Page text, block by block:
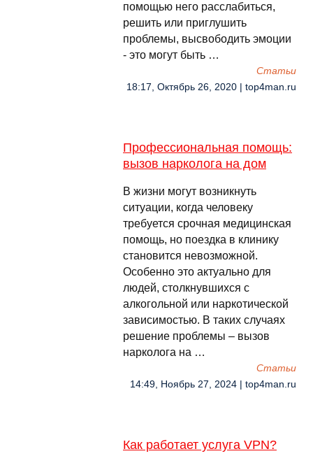
помощью него расслабиться,
решить или приглушить
проблемы, высвободить эмоции
- это могут быть …
Cтатьи
18:17, Октябрь 26, 2020 | top4man.ru
Профессиональная помощь:
вызов нарколога на дом
В жизни могут возникнуть
ситуации, когда человеку
требуется срочная медицинская
помощь, но поездка в клинику
становится невозможной.
Особенно это актуально для
людей, столкнувшихся с
алкогольной или наркотической
зависимостью. В таких случаях
решение проблемы – вызов
нарколога на …
Cтатьи
14:49, Ноябрь 27, 2024 | top4man.ru
Как работает услуга VPN?